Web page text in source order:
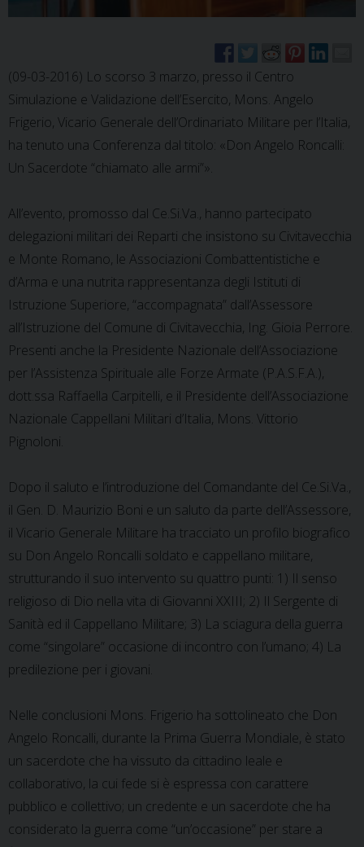
(09-03-2016) Lo scorso 3 marzo, presso il Centro
Simulazione e Validazione dell’Esercito, Mons. Angelo
Frigerio, Vicario Generale dell’Ordinariato Militare per l’Italia,
ha tenuto una Conferenza dal titolo: «Don Angelo Roncalli:
Un Sacerdote “chiamato alle armi”».
All’evento, promosso dal Ce.Si.Va., hanno partecipato
delegazioni militari dei Reparti che insistono su Civitavecchia
e Monte Romano, le Associazioni Combattentistiche e
d’Arma e una nutrita rappresentanza degli Istituti di
Istruzione Superiore, “accompagnata” dall’Assessore
all’Istruzione del Comune di Civitavecchia, Ing. Gioia Perrore.
Presenti anche la Presidente Nazionale dell’Associazione
per l’Assistenza Spirituale alle Forze Armate (P.A.S.F.A.),
dott.ssa Raffaella Carpitelli, e il Presidente dell’Associazione
Nazionale Cappellani Militari d’Italia, Mons. Vittorio
Pignoloni.
Dopo il saluto e l’introduzione del Comandante del Ce.Si.Va.,
il Gen. D. Maurizio Boni e un saluto da parte dell’Assessore,
il Vicario Generale Militare ha tracciato un profilo biografico
su Don Angelo Roncalli soldato e cappellano militare,
strutturando il suo intervento su quattro punti: 1) Il senso
religioso di Dio nella vita di Giovanni XXIII; 2) Il Sergente di
Sanità ed il Cappellano Militare; 3) La sciagura della guerra
come “singolare” occasione di incontro con l’umano; 4) La
predilezione per i giovani.
Nelle conclusioni Mons. Frigerio ha sottolineato che Don
Angelo Roncalli, durante la Prima Guerra Mondiale, è stato
un sacerdote che ha vissuto da cittadino leale e
collaborativo, la cui fede si è espressa con carattere
pubblico e collettivo; un credente e un sacerdote che ha
considerato la guerra come “un’occasione” per stare a